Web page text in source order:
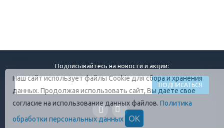
Подписывайтесь на новости и акции:
Наш сайт использует файлы Cookie для сбора и хранения
данных. Продолжая использовать сайт, Вы даете свое
согласие на использование данных файлов. Политика
обработки персональных данных
ОК